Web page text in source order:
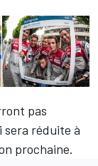
pas
sera réduite à
prochaine.